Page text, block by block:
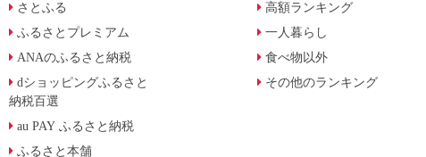
さとふる
ふるさとプレミアム
ANAのふるさと納税
dショッピングふるさと
納税百選
au PAY ふるさと納税
ふるさと本舗
高額ランキング
一人暮らし
食べ物以外
その他のランキング